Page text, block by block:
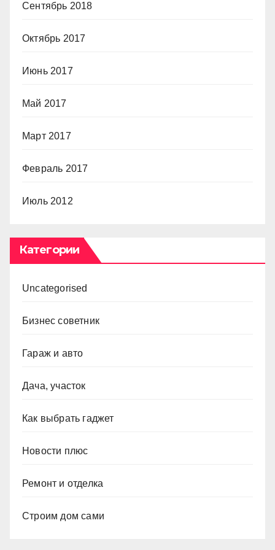
Сентябрь 2018
Октябрь 2017
Июнь 2017
Май 2017
Март 2017
Февраль 2017
Июль 2012
Категории
Uncategorised
Бизнес советник
Гараж и авто
Дача, участок
Как выбрать гаджет
Новости плюс
Ремонт и отделка
Строим дом сами